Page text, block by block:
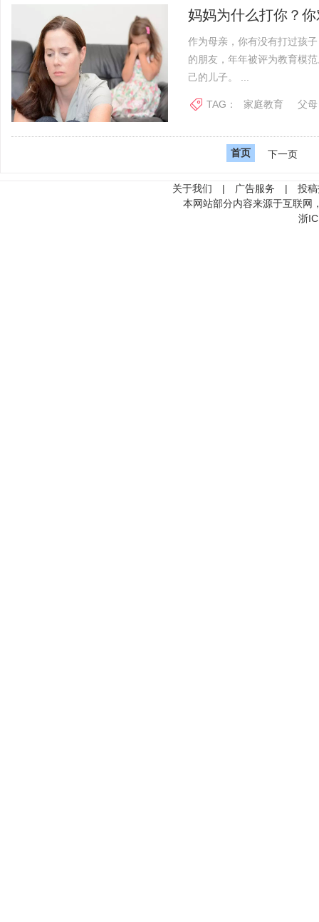
妈妈为什么打你？
作为母亲，你有没有打过孩
的朋友，年年被评为教育模
己的儿子。 ...
TAG： 家庭教育 父母
首页 下一页
关于我们 | 广告服务 |
投
本网站部分内容来源于互联网
浙